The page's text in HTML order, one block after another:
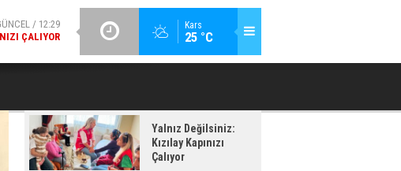
Kars
25 °C
/ 12:28
BAYRAĞI
DENETIMLI SERBESTLIK YÜKÜMLÜLERINDEN OKULA TEMIZLIK
Yalnız Değilsiniz:
Kızılay Kapınızı
Çalıyor